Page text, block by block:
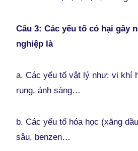
Câu 3: Các yếu tố có hại gây
nghiệp là
a. Các yếu tố vật lý như: vi khí
rung, ánh sáng…
b. Các yếu tố hóa học (xăng
sâu, benzen…